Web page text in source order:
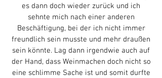
es dann doch wieder zurück und ich
sehnte mich nach einer anderen
Beschäftigung, bei der ich nicht immer
freundlich sein musste und mehr draußen
sein könnte. Lag dann irgendwie auch auf
der Hand, dass Weinmachen doch nicht so
eine schlimme Sache ist und somit durfte